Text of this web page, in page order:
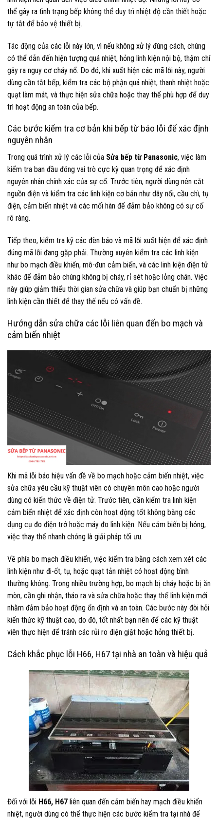
thể gây ra tình trạng bếp không thể duy trì nhiệt độ cần thiết hoặc
tự tắt để bảo vệ thiết bị.
Tác động của các lỗi này lớn, vì nếu không xử lý đúng cách, chúng
có thể dẫn đến hiện tượng quá nhiệt, hỏng linh kiện nội bộ, thậm chí
gây ra nguy cơ cháy nổ. Do đó, khi xuất hiện các mã lỗi này, người
dùng cần tắt bếp, kiểm tra các bộ phận quá nhiệt, thanh nhiệt hoặc
quạt làm mát, và thực hiện sửa chữa hoặc thay thế phù hợp để duy
trì hoạt động an toàn của bếp.
Các bước kiểm tra cơ bản khi bếp từ báo lỗi để xác định
nguyên nhân
Trong quá trình xử lý các lỗi của Sửa bếp từ Panasonic, việc làm
kiểm tra ban đầu đóng vai trò cực kỳ quan trọng để xác định
nguyên nhân chính xác của sự cố. Trước tiên, người dùng nên cắt
nguồn điện và kiểm tra các linh kiện cơ bản như dây nối, cầu chì, tụ
điện, cảm biến nhiệt và các mối hàn để đảm bảo không có sự cố
rõ ràng.
Tiếp theo, kiểm tra kỹ các đèn báo và mã lỗi xuất hiện để xác định
đúng mã lỗi đang gặp phải. Thường xuyên kiểm tra các linh kiện
như bo mạch điều khiển, mô-đun cảm biến, và các linh kiện điện tử
khác để đảm bảo chúng không bị cháy, rỉ sét hoặc lỏng chân. Việc
này giúp giảm thiểu thời gian sửa chữa và giúp bạn chuẩn bị những
linh kiện cần thiết để thay thế nếu có vấn đề.
Hướng dẫn sửa chữa các lỗi liên quan đến bo mạch và
cảm biến nhiệt
Khi mã lỗi báo hiệu vấn đề về bo mạch hoặc cảm biến nhiệt, việc
sửa chữa yêu cầu kỹ thuật viên có chuyên môn cao hoặc người
dùng có kiến thức về điện tử. Trước tiên, cần kiểm tra linh kiện
cảm biến nhiệt để xác định còn hoạt động tốt không bằng các
dụng cụ đo điện trở hoặc máy đo linh kiện. Nếu cảm biến bị hỏng,
việc thay thế nhanh chóng là giải pháp tối ưu.
Về phía bo mạch điều khiển, việc kiểm tra bằng cách xem xét các
linh kiện như đi-ốt, tụ, hoặc quạt tản nhiệt có hoạt động bình
thường không. Trong nhiều trường hợp, bo mạch bị cháy hoặc bị ăn
mòn, cần ghi nhận, tháo ra và sửa chữa hoặc thay thế linh kiện mới
nhằm đảm bảo hoạt động ổn định và an toàn. Các bước này đòi hỏi
kiến thức kỹ thuật cao, do đó, tốt nhất bạn nên để các kỹ thuật
viên thực hiện để tránh các rủi ro điện giật hoặc hỏng thiết bị.
Cách khắc phục lỗi H66, H67 tại nhà an toàn và hiệu quả
Đối với lỗi H66, H67 liên quan đến cảm biến hay mạch điều khiển
nhiệt, người dùng có thể thực hiện các bước kiểm tra tại nhà để